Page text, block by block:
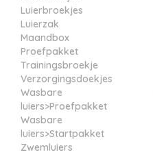
Luierbroekjes
Luierzak
Maandbox
Proefpakket
Trainingsbroekje
Verzorgingsdoekjes
Wasbare
luiers>Proefpakket
Wasbare
luiers>Startpakket
Zwemluiers